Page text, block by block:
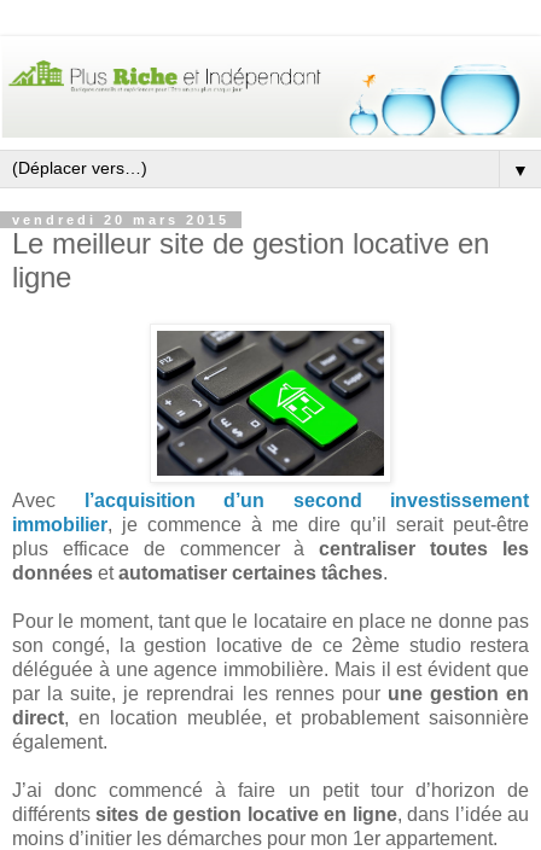
▼
vendredi 20 mars 2015
Le meilleur site de gestion locative en
ligne
Avec
l’acquisition d’un second investissement
immobilier, je commence à me dire qu’il serait peut-être
plus efficace de commencer àcentraliser toutes les
données etautomatiser certaines tâches.
Pour le moment, tant que le locataire en place ne donne pas
son congé, la gestion locative de ce 2ème studio restera
déléguée à une agence immobilière. Mais il est évident que
par la suite, je reprendrai les rennes pour une gestion en
direct, en location meublée, et probablement saisonnière
également.
J’ai donc commencé à faire un petit tour d’horizon de
différentssites de gestion locative en ligne, dans l’idée au
moins d’initier les démarches pour mon 1er appartement.